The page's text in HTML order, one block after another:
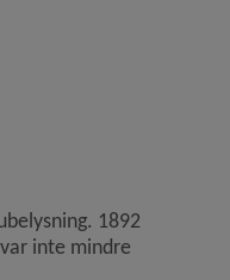
1892
inte mindre